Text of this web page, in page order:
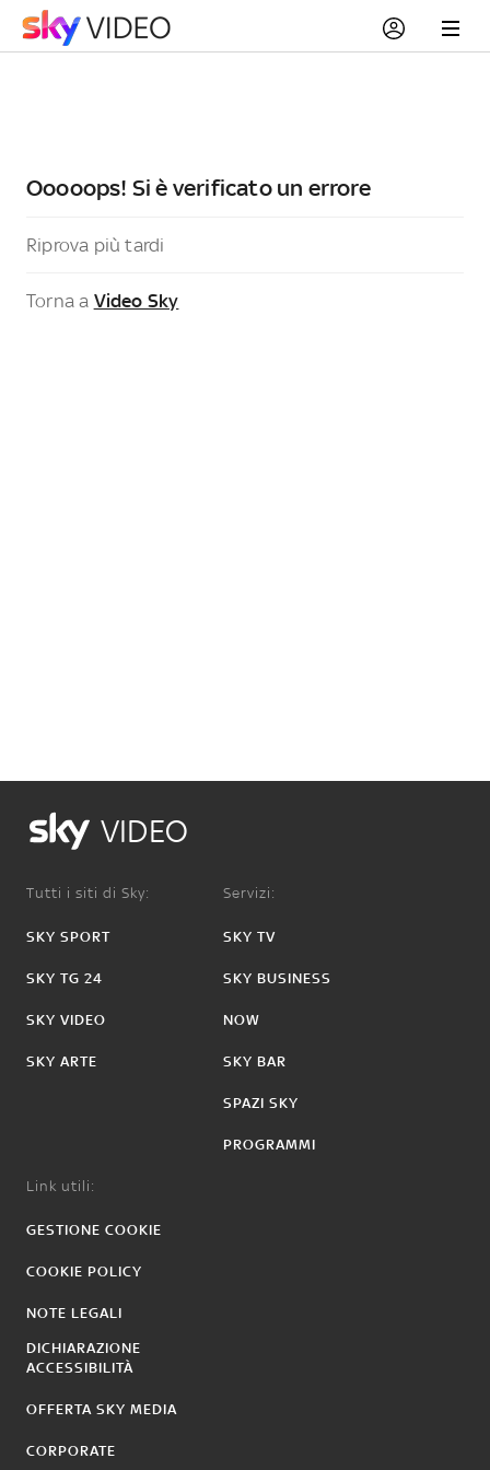
Ooooops! Si è verificato un errore
Riprova più tardi
Torna a Video Sky
VIDEO
Tutti i siti di Sky:
SKY SPORT
SKY TG 24
SKY VIDEO
SKY ARTE
Servizi:
SKY TV
SKY BUSINESS
NOW
SKY BAR
SPAZI SKY
PROGRAMMI
Link utili:
GESTIONE COOKIE
COOKIE POLICY
NOTE LEGALI
DICHIARAZIONE
ACCESSIBILITÀ
OFFERTA SKY MEDIA
CORPORATE